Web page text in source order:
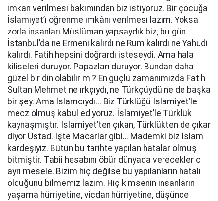
imkan verilmesi bakımından biz istiyoruz. Bir çocuğa
İslamiyet’i öğrenme imkânı verilmesi lazım. Yoksa
zorla insanları Müslüman yapsaydık biz, bu gün
İstanbul’da ne Ermeni kalırdı ne Rum kalırdı ne Yahudi
kalırdı. Fatih hepsini doğrardı isteseydi. Ama hala
kiliseleri duruyor. Papazları duruyor. Bundan daha
güzel bir din olabilir mi? En güçlü zamanımızda Fatih
Sultan Mehmet ne ırkçıydı, ne Türkçüydü ne de başka
bir şey. Ama İslamcıydı... Biz Türklüğü İslamiyet’le
mecz olmuş kabul ediyoruz. İslamiyet’le Türklük
kaynaşmıştır. İslamiyet’ten çıkan, Türklükten de çıkar
diyor Üstad. İşte Macarlar gibi... Mademki biz İslam
kardeşiyiz. Bütün bu tarihte yapılan hatalar olmuş
bitmiştir. Tabii hesabını öbür dünyada verecekler o
ayrı mesele. Bizim hiç değilse bu yapılanların hatalı
olduğunu bilmemiz lazım. Hiç kimsenin insanların
yaşama hürriyetine, vicdan hürriyetine, düşünce